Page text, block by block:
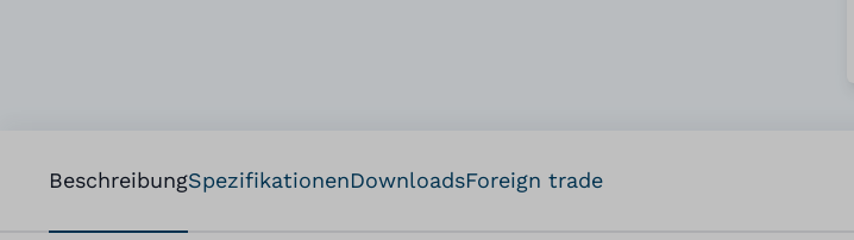
BeschreibungSpezifikationenDownloadsForeign trade